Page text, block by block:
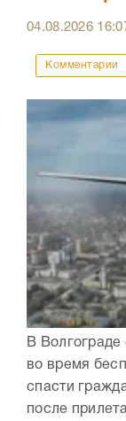
04.08.2026
Комментарии
В
во время
спасти
после